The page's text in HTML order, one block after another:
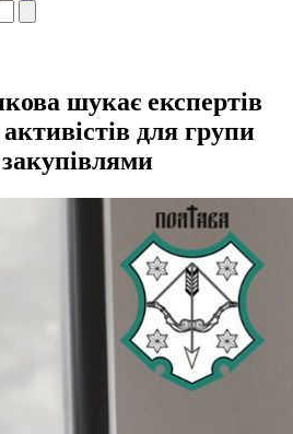
шукає експертів
для групи